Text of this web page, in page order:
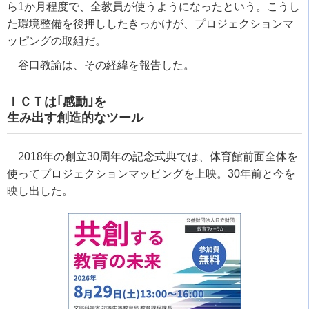
ら1か月程度で、全教員が使うようになったという。こうし
た環境整備を後押ししたきっかけが、プロジェクションマ
ッピングの取組だ。
谷口教諭は、その経緯を報告した。
ＩＣＴは｢感動｣を
生み出す創造的なツール
2018年の創立30周年の記念式典では、体育館前面全体を
使ってプロジェクションマッピングを上映。30年前と今を
映し出した。